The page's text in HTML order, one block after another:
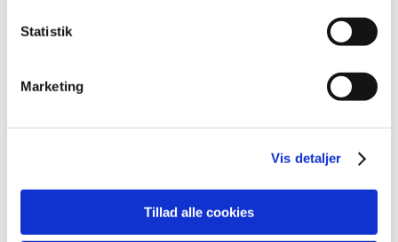
Statistik
Marketing
Vis detaljer
Tillad alle cookies
|4. februar 2022
Alle (83)
2024 (12)